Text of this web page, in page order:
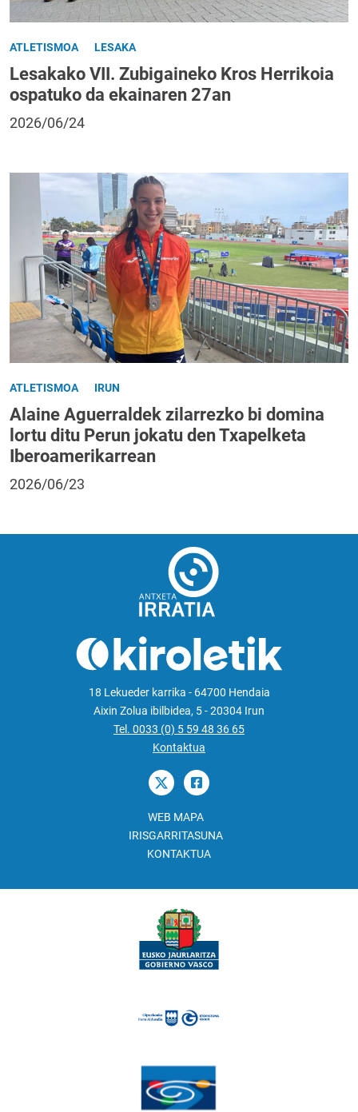
ATLETISMOA LESAKA
Lesakako VII. Zubigaineko Kros Herrikoia
ospatuko da ekainaren 27an
2026/06/24
ATLETISMOA IRUN
Alaine Aguerraldek zilarrezko bi domina
lortu ditu Perun jokatu den Txapelketa
Iberoamerikarrean
2026/06/23
18 Lekueder karrika - 64700 Hendaia
Aixin Zolua ibilbidea, 5 - 20304 Irun
Tel. 0033 (0) 5 59 48 36 65
Kontaktua
WEB MAPA
IRISGARRITASUNA
KONTAKTUA